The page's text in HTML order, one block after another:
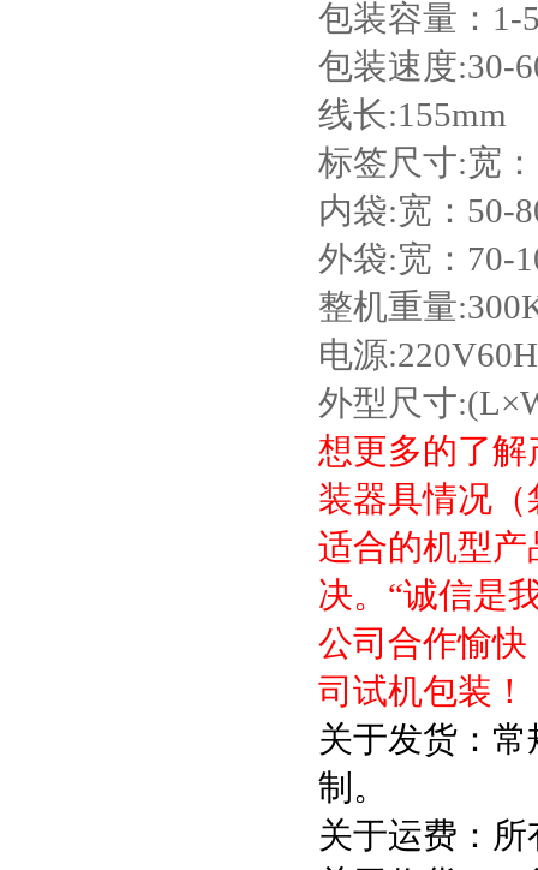
包装容量：1-
包装速度:30-
线长:155mm
标签尺寸:宽
内袋:宽：50-
外袋:宽：70-
整机重量
电源
外型尺寸
想更多的了
装器具情况
适合的机型
决。“诚信是
公司合作愉
司试机包装！
关于发货：
制。
关于运费：